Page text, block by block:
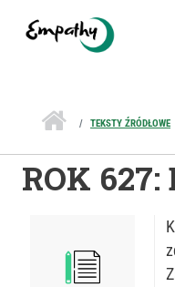
TEKSTY ŹRÓDŁOWE
ROK